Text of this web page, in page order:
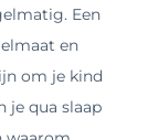
Een
en
om je kind
je qua slaap